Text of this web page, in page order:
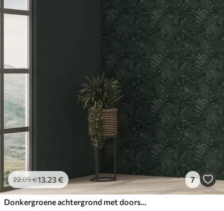
22.05€13.23€ 7
Donkergroene achtergrond met doorschijnende bladeren